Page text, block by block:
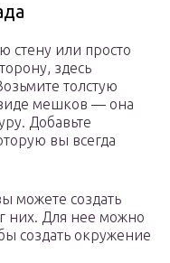
стену или просто
здесь
толстую
виде мешков — она
Добавьте
вы всегда
можете создать
них. Для нее можно
создать окружение